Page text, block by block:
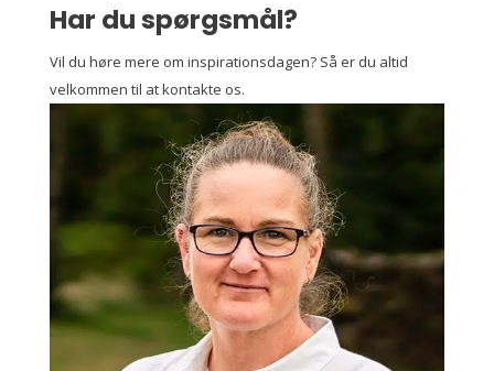
Har du spørgsmål?
Vil du høre mere om inspirationsdagen? Så er du altid
velkommen til at kontakte os.